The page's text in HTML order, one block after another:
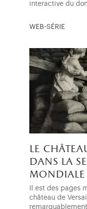
interactive du
WEB-SÉRIE
le
dans la
mondiale
Il est des pages
château de